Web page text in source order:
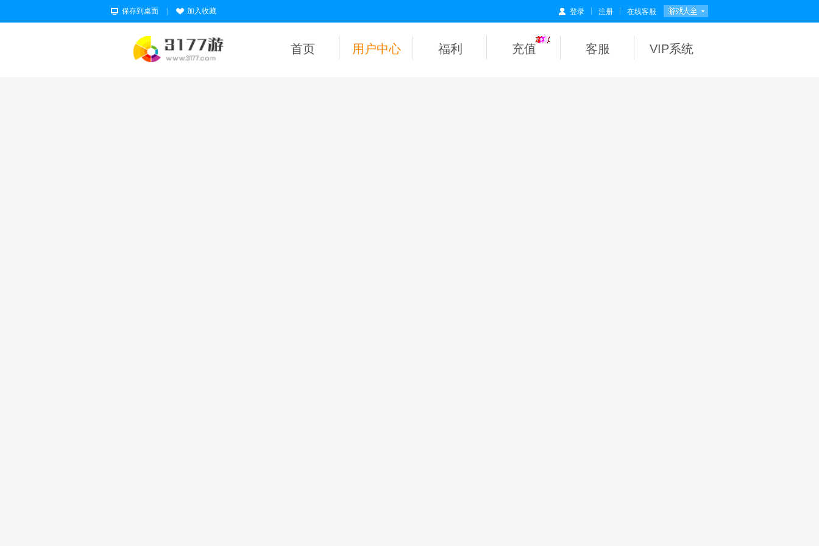
保存到桌面 加入收藏 登录 注册 在线客服
首页 用户中心 福利 充值 客服 VIP系统